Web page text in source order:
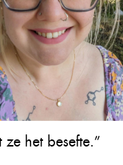
het besefte.”